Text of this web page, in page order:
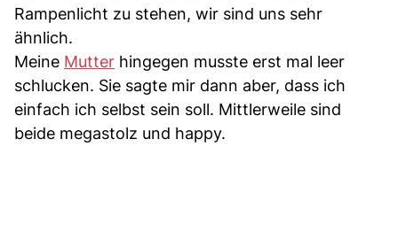
Rampenlicht zu stehen, wir sind uns sehr
ähnlich.
Meine Mutter hingegen musste erst mal leer
schlucken. Sie sagte mir dann aber, dass ich
einfach ich selbst sein soll. Mittlerweile sind
beide megastolz und happy.